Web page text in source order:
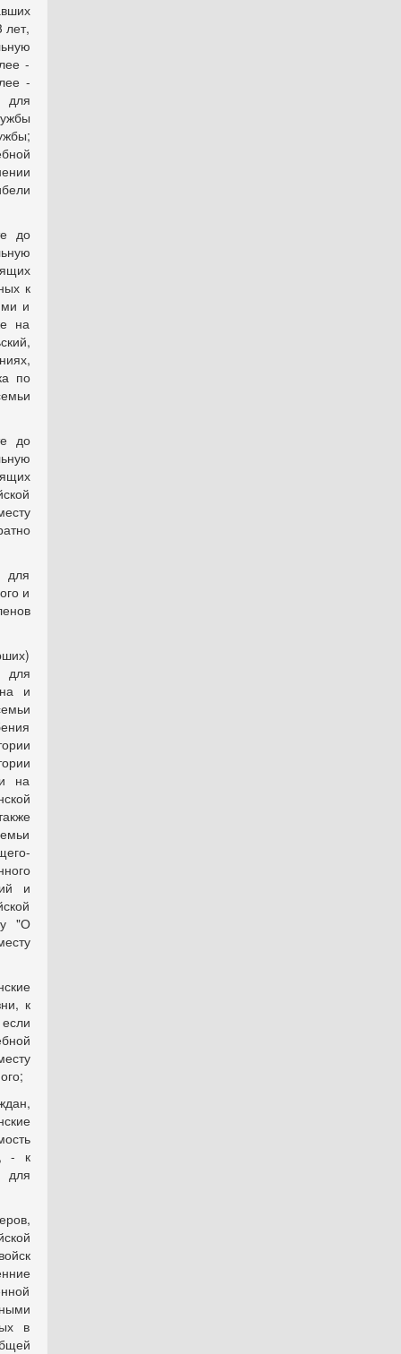
лет,
-
-
для
до
к
и
на
по
до
для
и
и
на
и
"О
к
- к
в